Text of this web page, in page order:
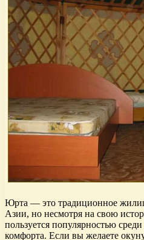
Юрта — это традиционное
Азии, но несмотря на свою
пользуется популярностью
комфорта. Если вы желаете